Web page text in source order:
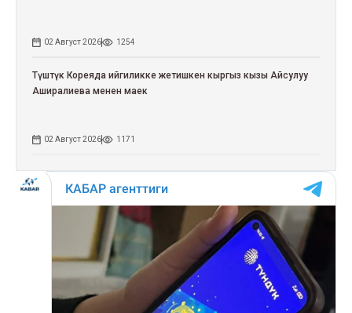
02 Август 2026 1254
Түштүк Кореяда ийгиликке жетишкен кыргыз кызы Айсулуу
Аширалиева менен маек
02 Август 2026 1171